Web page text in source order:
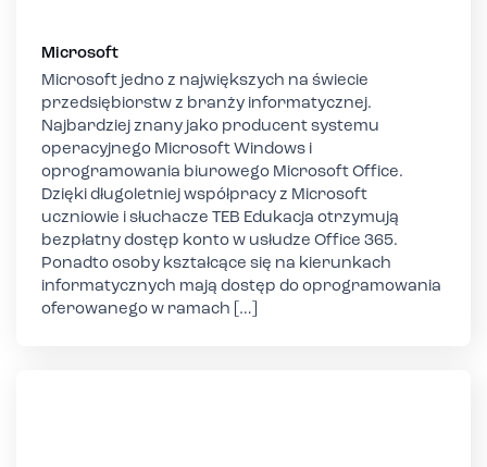
Microsoft
Microsoft jedno z największych na świecie
przedsiębiorstw z branży informatycznej.
Najbardziej znany jako producent systemu
operacyjnego Microsoft Windows i
oprogramowania biurowego Microsoft Office.
Dzięki długoletniej współpracy z Microsoft
uczniowie i słuchacze TEB Edukacja otrzymują
bezpłatny dostęp konto w usłudze Office 365.
Ponadto osoby kształcące się na kierunkach
informatycznych mają dostęp do oprogramowania
oferowanego w ramach […]